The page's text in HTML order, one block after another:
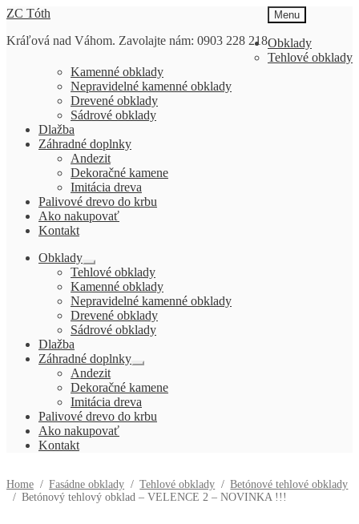
Preskočiť
navigáciu
Preskočiť
obsah
ZC Tóth
Kráľová nad Váhom. Zavolajte nám: 0903 228 218
Menu
Obklady
Tehlové obklady
Kamenné obklady
Nepravidelné kamenné obklady
Drevené obklady
Sádrové obklady
Dlažba
Záhradné doplnky
Andezit
Dekoračné kamene
Imitácia dreva
Palivové drevo do krbu
Ako nakupovať
Kontakt
Obklady
Rozbaliť
podradené
menu
Tehlové obklady
Kamenné obklady
Nepravidelné kamenné obklady
Drevené obklady
Sádrové obklady
Dlažba
Záhradné doplnky
Rozbaliť
menu
Andezit
Dekoračné kamene
Imitácia dreva
Palivové drevo do krbu
Ako nakupovať
Kontakt
Home / Fasádne obklady / Tehlové obklady / Betónové tehlové obklady
/ Betónový tehlový obklad – VELENCE 2 – NOVINKA !!!